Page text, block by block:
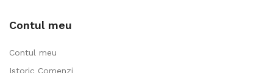
Contul meu
Contul meu
Istoric Comenzi